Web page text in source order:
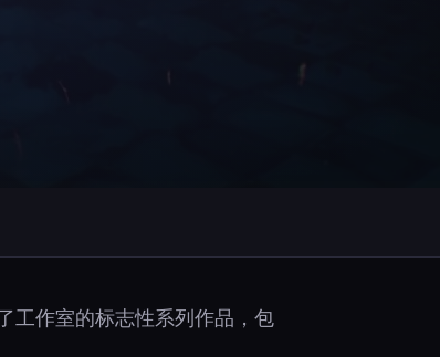
工作室的标志性系列作品，包